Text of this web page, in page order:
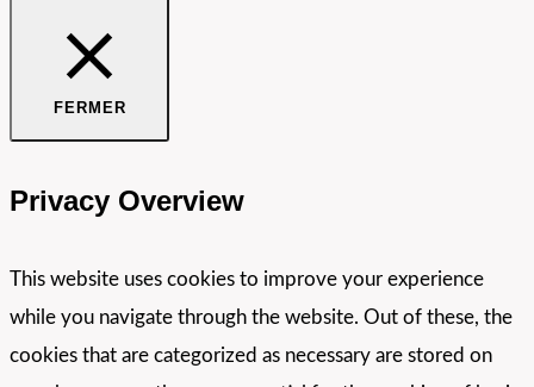
FERMER
Privacy Overview
This website uses cookies to improve your experience
while you navigate through the website. Out of these, the
cookies that are categorized as necessary are stored on